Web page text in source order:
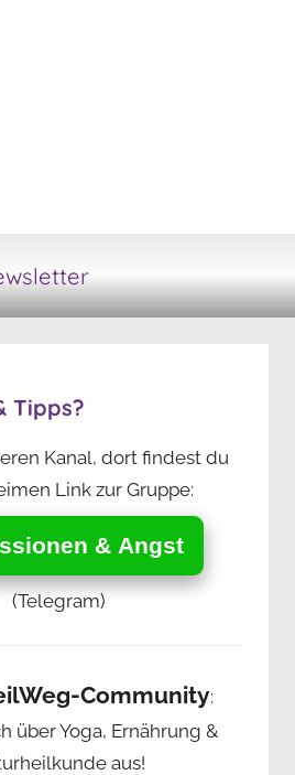
Tipps?
Kanal, dort findest du
Link zur Gruppe:
& Angst
(Telegram)
Community:
über Yoga, Ernährung &
aus!